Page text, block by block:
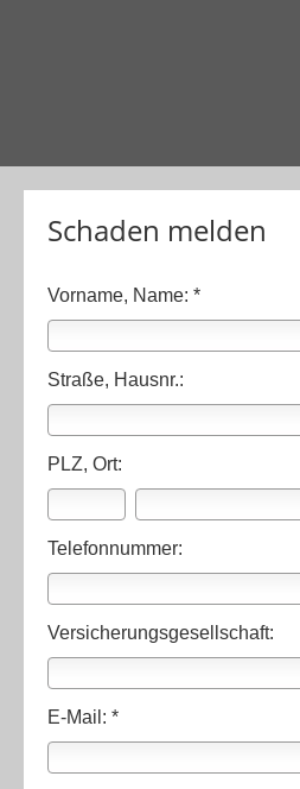
Schaden melden
Vorname, Name: *
Straße, Hausnr.:
PLZ, Ort:
Telefonnummer:
Versicherungsgesellschaft:
E-Mail: *